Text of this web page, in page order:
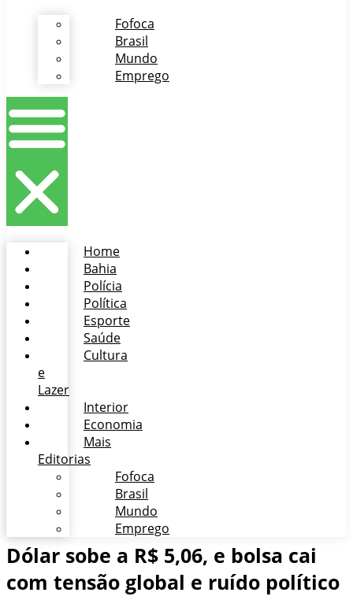
Fofoca
Brasil
Mundo
Emprego
Home
Bahia
Polícia
Política
Esporte
Saúde
Cultura
e
Lazer
Interior
Economia
Mais
Editorias
Fofoca
Brasil
Mundo
Emprego
Dólar sobe a R$ 5,06, e bolsa cai
com tensão global e ruído político